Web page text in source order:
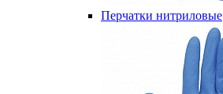
Перчатки нитриловые